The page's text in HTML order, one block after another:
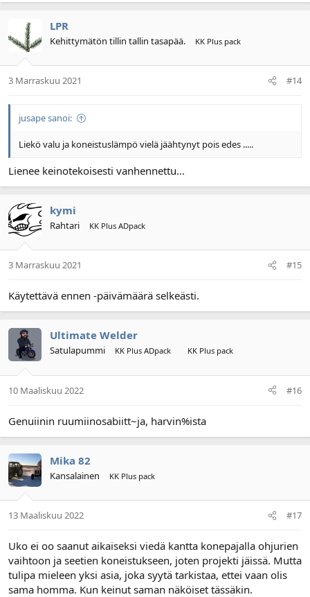
LPR
Kehittymätön tillin tallin tasapää. KK Plus pack
3 Marraskuu 2021 #14
jusape sanoi:
Liekö valu ja koneistuslämpö vielä jäähtynyt pois edes .....
Lienee keinotekoisesti vanhennettu...
kymi
Rahtari KK Plus ADpack
3 Marraskuu 2021 #15
Käytettävä ennen -päivämäärä selkeästi.
Ultimate Welder
Satulapummi KK Plus ADpack KK Plus pack
10 Maaliskuu 2022 #16
Genuiinin ruumiinosabiitt~ja, harvin%ista
Mika 82
Kansalainen KK Plus pack
13 Maaliskuu 2022 #17
Uko ei oo saanut aikaiseksi viedä kantta konepajalla ohjurien
vaihtoon ja seetien koneistukseen, joten projekti jäissä. Mutta
tulipa mieleen yksi asia, joka syytä tarkistaa, ettei vaan olis
sama homma. Kun keinut saman näköiset tässäkin.